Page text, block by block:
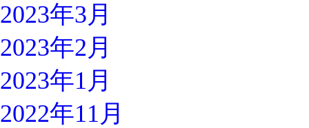
2023年3月
2023年2月
2023年1月
2022年11月